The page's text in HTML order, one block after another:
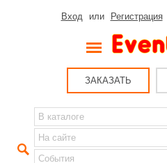
Вход или Регистрация
ЗАКАЗАТЬ